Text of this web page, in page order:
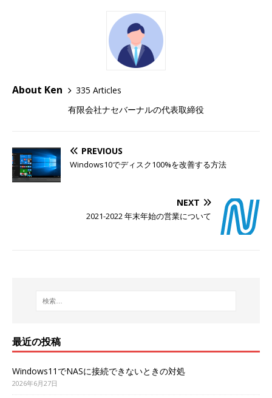
About Ken
335 Articles
有限会社ナセバーナルの代表取締役
PREVIOUS
Windows10でディスク100%を改善する方法
NEXT
2021-2022 年末年始の営業について
最近の投稿
Windows11でNASに接続できないときの対処
2026年6月27日